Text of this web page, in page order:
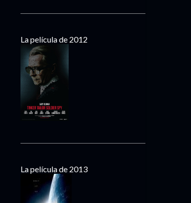
La película de 2012
La película de 2013